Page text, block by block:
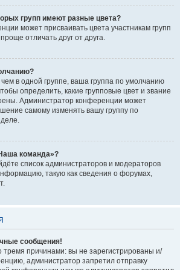
групп имеют разные цвета?
может присваивать цвета участникам групп
отличать друг от друга.
в одной группе, ваша группа по умолчанию
определить, какие групповые цвет и звание
Администратор конференции может
самому изменять вашу группу по
команда»?
список администраторов и модераторов
такую как сведения о форумах,
сообщения!
причинами: вы не зарегистрированы и/
администратор запретил отправку